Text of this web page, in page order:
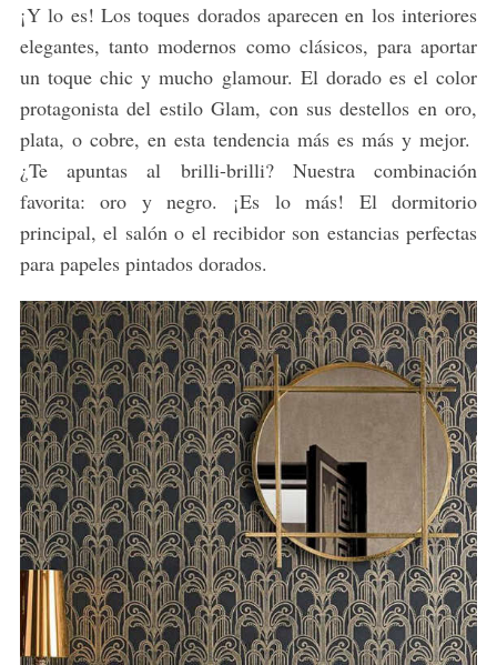
¡Y lo es! Los toques dorados aparecen en los interiores
elegantes, tanto modernos como clásicos, para aportar
un toque chic y mucho glamour. El dorado es el color
protagonista del estilo Glam, con sus destellos en oro,
plata, o cobre, en esta tendencia más es más y mejor.
¿Te apuntas al brilli-brilli? Nuestra combinación
favorita: oro y negro. ¡Es lo más! El dormitorio
principal, el salón o el recibidor son estancias perfectas
para papeles pintados dorados.